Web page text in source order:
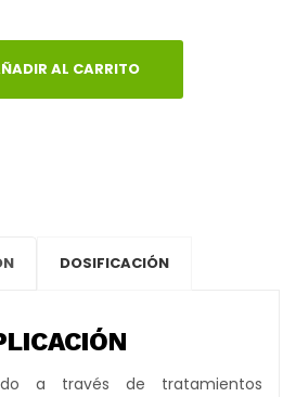
AL CARRITO
DOSIFICACIÓN
a través de tratamientos